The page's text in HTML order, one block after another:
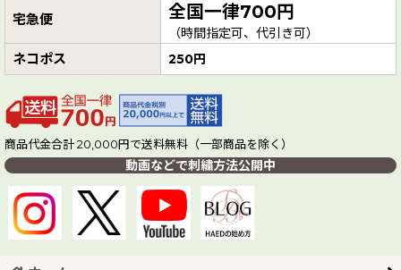
宅急便 全国一律700円
（時間指定可、代引き可）
ネコポス 250円
商品代金合計 20,000円で送料無料（一部商品を除く）
動画などで刺繍方法公開中